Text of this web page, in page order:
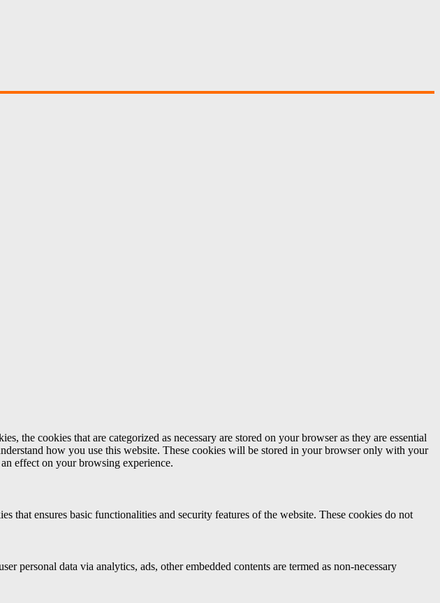
the cookies that are categorized as necessary are stored on your browser as they are essential
how you use this website. These cookies will be stored in your browser only with your
effect on your browsing experience.
that ensures basic functionalities and security features of the website. These cookies do not
personal data via analytics, ads, other embedded contents are termed as non-necessary